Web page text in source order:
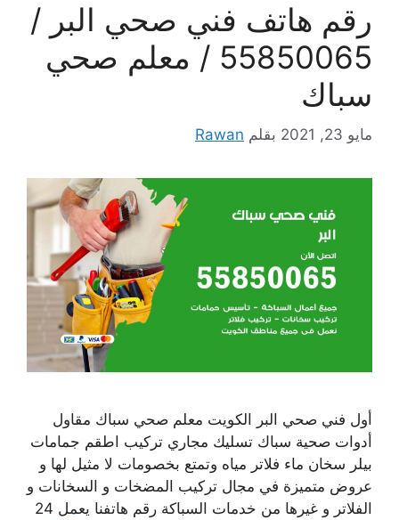
رقم هاتف فني صحي البر /
55850065 / معلم صحي
سباك
مايو 23, 2021 بقلم Rawan
أول فني صحي البر الكويت معلم صحي سباك مقاول
أدوات صحية سباك تسليك مجاري تركيب اطقم جمامات
بيلر سخان ماء فلاتر مياه وتمتع بخصومات لا مثيل لها و
عروض متميزة في مجال تركيب المضخات و السخانات و
الفلاتر و غيرها من خدمات السباكة رقم هاتفنا يعمل 24